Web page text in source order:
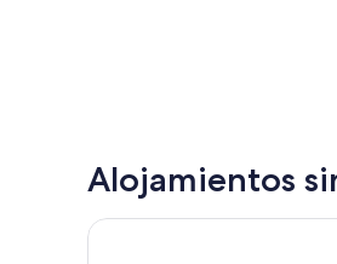
Alojamientos
The Hermitage Hotel Mount